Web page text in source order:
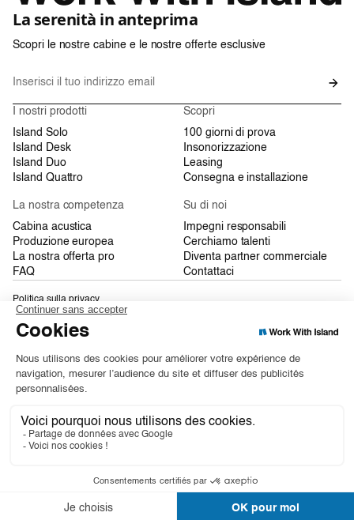
La serenità in anteprima
Scopri le nostre cabine e le nostre offerte esclusive
I nostri prodotti
Island Solo
Island Desk
Island Duo
Island Quattro
Scopri
100 giorni di prova
Insonorizzazione
Leasing
Consegna e installazione
La nostra competenza
Cabina acustica
Produzione europea
La nostra offerta pro
FAQ
Su di noi
Impegni responsabili
Cerchiamo talenti
Diventa partner commerciale
Contattaci
Politica sulla privacy
Condizioni Generali di Vendita
Mappa del sito
Solo Desk
©2026 Work With Island